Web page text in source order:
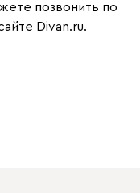
позвонить по
Divan.ru.